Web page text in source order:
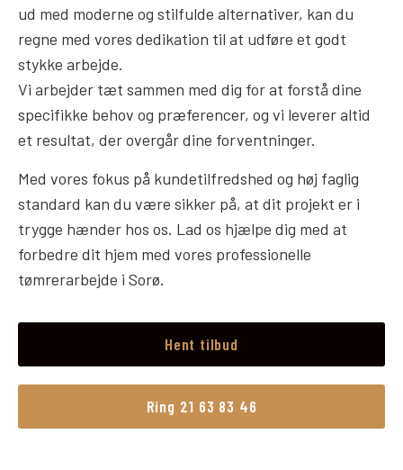
ud med moderne og stilfulde alternativer, kan du
regne med vores dedikation til at udføre et godt
stykke arbejde.
Vi arbejder tæt sammen med dig for at forstå dine
specifikke behov og præferencer, og vi leverer altid
et resultat, der overgår dine forventninger.
Med vores fokus på kundetilfredshed og høj faglig
standard kan du være sikker på, at dit projekt er i
trygge hænder hos os. Lad os hjælpe dig med at
forbedre dit hjem med vores professionelle
tømrerarbejde i Sorø.
Hent tilbud
Ring 21 63 83 46